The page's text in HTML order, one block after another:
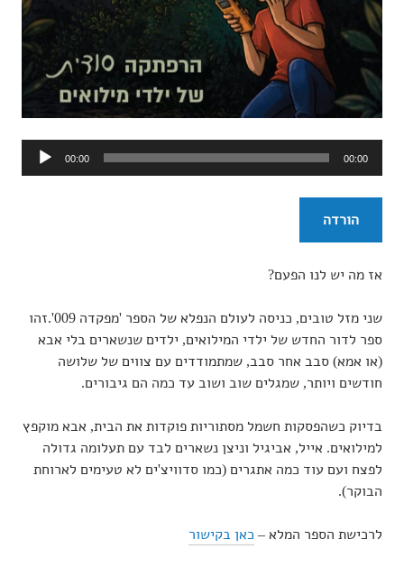
אודיו
00:00 00:00
הורדה
אז מה יש לנו הפעם?
שני מזל טובים, כניסה לעולם הנפלא של הספר 'מפקדה 009'.זהו
ספר לדור החדש של ילדי המילואים, ילדים שנשארים בלי אבא
(או אמא) סבב אחר סבב, שמתמודדים עם צווים של שלושה
חודשים ויותר, שמגלים שוב ושוב עד כמה הם גיבורים.
בדיוק כשהפסקות חשמל מסתוריות פוקדות את הבית, אבא מוקפץ
למילואים. אייל, אביגיל וניצן נשארים לבד עם תעלומה גדולה
לפצח ועם עוד כמה אתגרים (כמו סדוויצ'ים לא טעימים לארוחת
הבוקר).
לרכישת הספר המלא – כאן בקישור